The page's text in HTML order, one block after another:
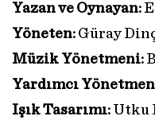
Yazan ve Oynayan:
Yöneten: Güray
Müzik Yönetmeni:
Yardımcı
Işık Tasarımı: Utku